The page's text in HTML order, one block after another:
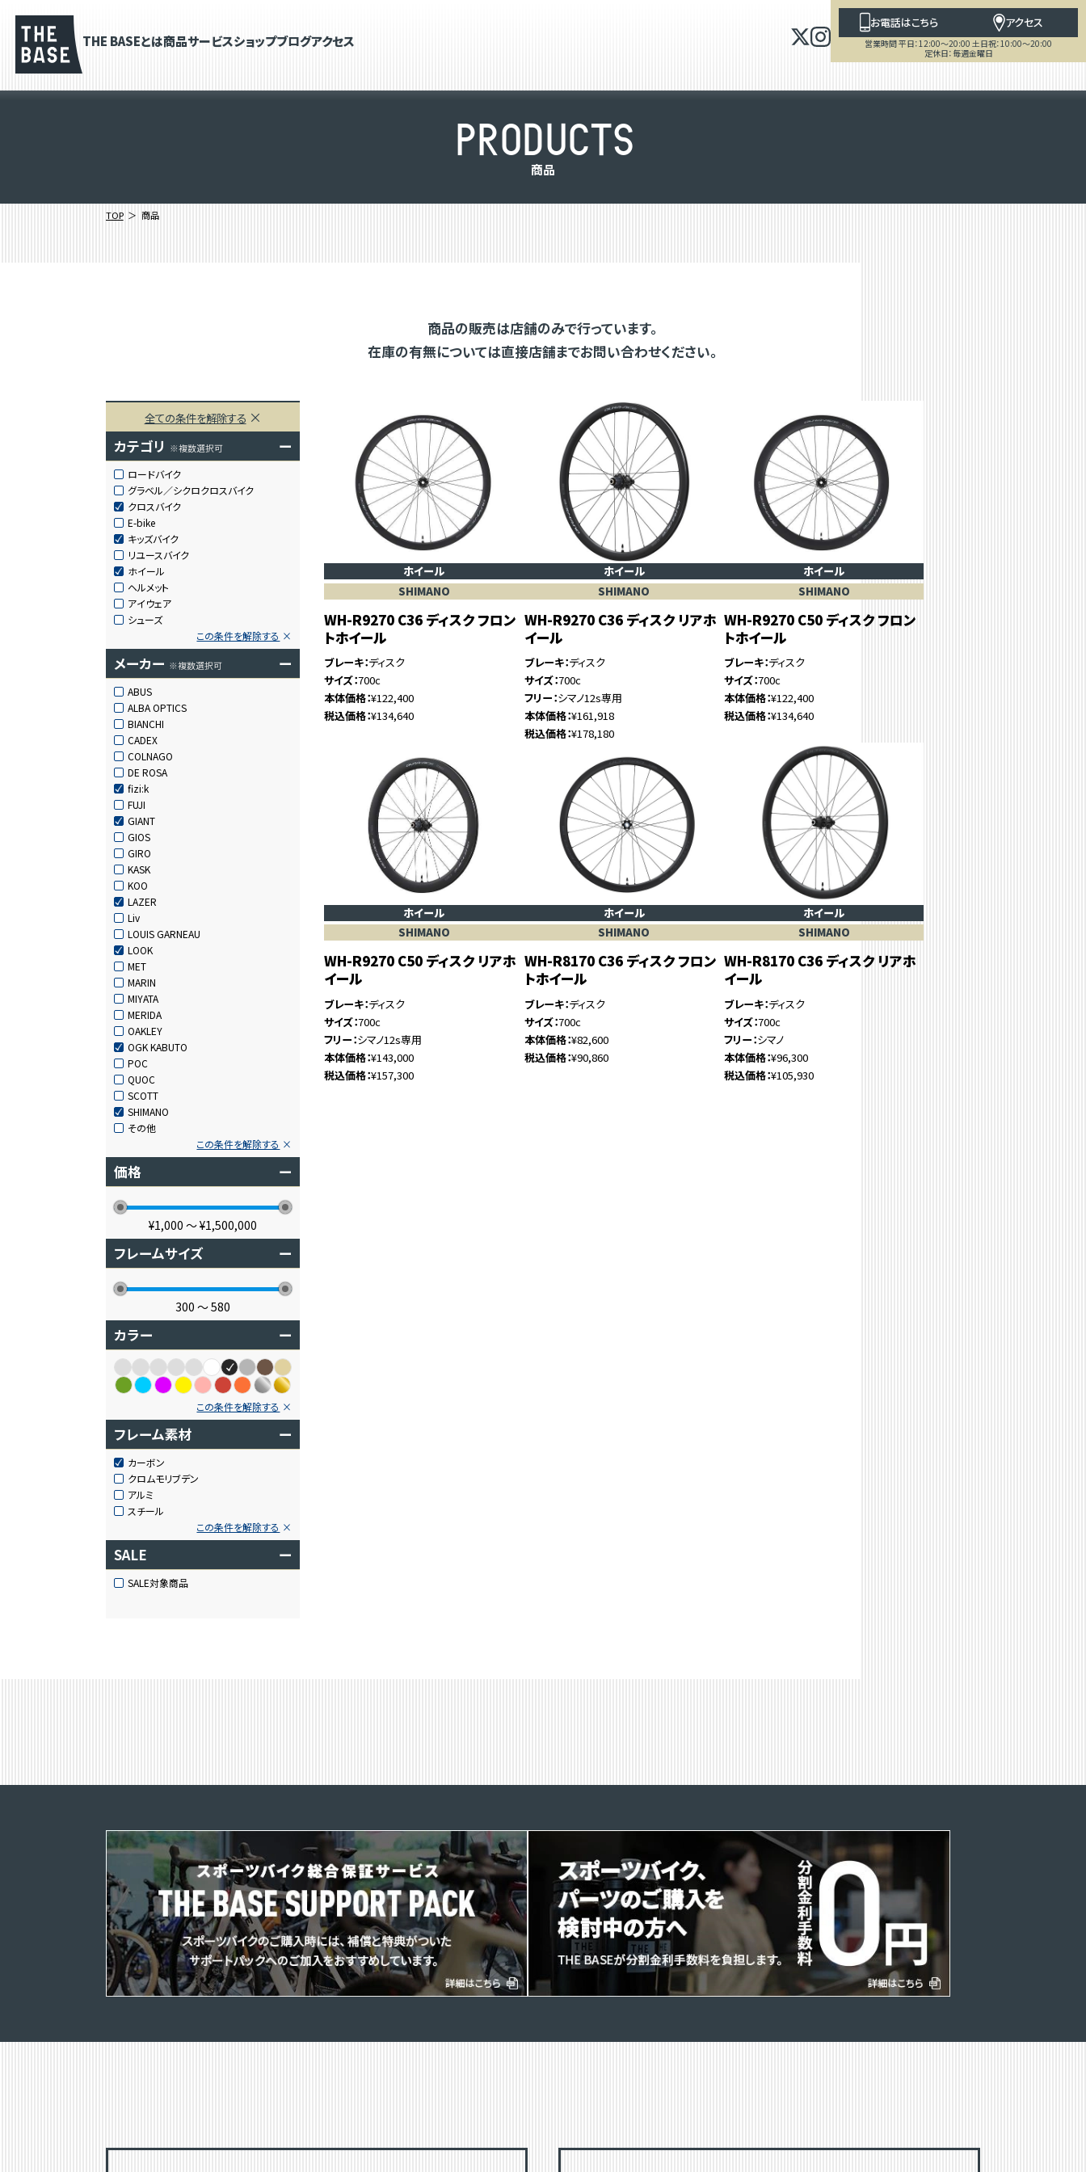
THE BASEとは商品サービスショップブログアクセス
お電話はこちら アクセス
営業時間 平日：12:00～20:00 土日祝：10:00～20:00
定休日：毎週金曜日
PRODUCTS
商品
TOP 商品
商品の販売は店舗のみで行っています。
在庫の有無については直接店舗までお問い合わせください。
全ての条件を解除する
カテゴリ ※複数選択可 ー
ロードバイク
グラベル／シクロクロスバイク
クロスバイク
E-bike
キッズバイク
リユースバイク
ホイール
ヘルメット
アイウェア
シューズ
この条件を解除する
メーカー ※複数選択可 ー
ABUS
ALBA OPTICS
BIANCHI
CADEX
COLNAGO
DE ROSA
fizi:k
FUJI
GIANT
GIOS
GIRO
KASK
KOO
LAZER
Liv
LOUIS GARNEAU
LOOK
MET
MARIN
MIYATA
MERIDA
OAKLEY
OGK KABUTO
POC
QUOC
SCOTT
SHIMANO
その他
この条件を解除する
価格 ー
¥1,000 〜¥1,500,000
フレームサイズ ー
300 〜580
カラー ー
この条件を解除する
フレーム素材 ー
カーボン
クロムモリブデン
アルミ
スチール
この条件を解除する
SALE ー
SALE対象商品
ホイール
SHIMANO
WH-R9270 C36 ディスク フロン
トホイール
ブレーキ ディスク
サイズ 700c
本体価格 ¥122,400
税込価格 ¥134,640
ホイール
SHIMANO
WH-R9270 C36 ディスク リアホ
イール
ブレーキ ディスク
サイズ 700c
フリー シマノ12s専用
本体価格 ¥161,918
税込価格 ¥178,180
ホイール
SHIMANO
WH-R9270 C50 ディスク フロン
トホイール
ブレーキ ディスク
サイズ 700c
本体価格 ¥122,400
税込価格 ¥134,640
ホイール
SHIMANO
WH-R9270 C50 ディスク リアホ
イール
ブレーキ ディスク
サイズ 700c
フリー シマノ12s専用
本体価格 ¥143,000
税込価格 ¥157,300
ホイール
SHIMANO
WH-R8170 C36 ディスク フロン
トホイール
ブレーキ ディスク
サイズ 700c
本体価格 ¥82,600
税込価格 ¥90,860
ホイール
SHIMANO
WH-R8170 C36 ディスク リアホ
イール
ブレーキ ディスク
サイズ 700c
フリー シマノ
本体価格 ¥96,300
税込価格 ¥105,930